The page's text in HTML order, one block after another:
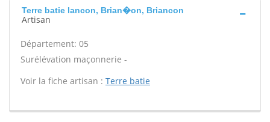
Terre batie Iancon, Brian�on, Briancon
Artisan
Département: 05
Surélévation maçonnerie -
Voir la fiche artisan : Terre batie